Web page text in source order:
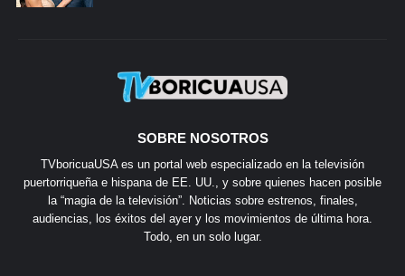
SOBRE NOSOTROS
TVboricuaUSA es un portal web especializado en la televisión
puertorriqueña e hispana de EE. UU., y sobre quienes hacen posible
la “magia de la televisión”. Noticias sobre estrenos, finales,
audiencias, los éxitos del ayer y los movimientos de última hora.
Todo, en un solo lugar.